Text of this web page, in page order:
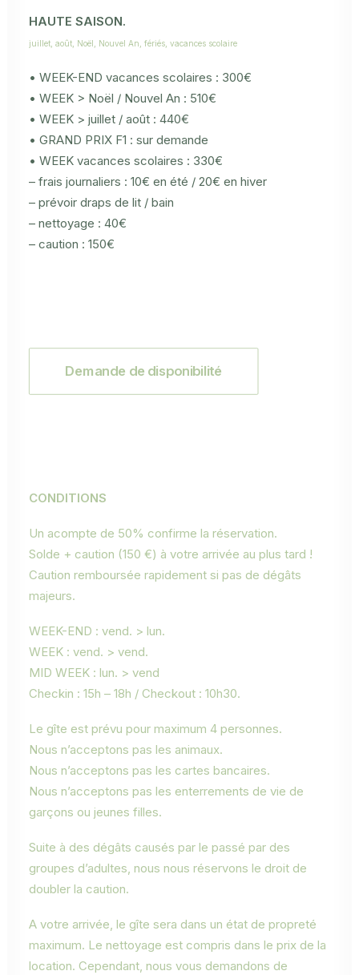
HAUTE SAISON.
juillet, août, Noël, Nouvel An, fériés, vacances scolaire
• WEEK-END vacances scolaires : 300€
• WEEK > Noël / Nouvel An : 510€
• WEEK > juillet / août : 440€
• GRAND PRIX F1 : sur demande
• WEEK vacances scolaires : 330€
– frais journaliers : 10€ en été / 20€ en hiver
– prévoir draps de lit / bain
– nettoyage : 40€
– caution : 150€
Demande de disponibilité
CONDITIONS
Un acompte de 50% confirme la réservation.
Solde + caution (150 €) à votre arrivée au plus tard !
Caution remboursée rapidement si pas de dégâts
majeurs.
WEEK-END : vend. > lun.
WEEK : vend. > vend.
MID WEEK : lun. > vend
Checkin : 15h – 18h / Checkout : 10h30.
Le gîte est prévu pour maximum 4 personnes.
Nous n’acceptons pas les animaux.
Nous n’acceptons pas les cartes bancaires.
Nous n’acceptons pas les enterrements de vie de
garçons ou jeunes filles.
Suite à des dégâts causés par le passé par des
groupes d’adultes, nous nous réservons le droit de
doubler la caution.
A votre arrivée, le gîte sera dans un état de propreté
maximum. Le nettoyage est compris dans le prix de la
location. Cependant, nous vous demandons de